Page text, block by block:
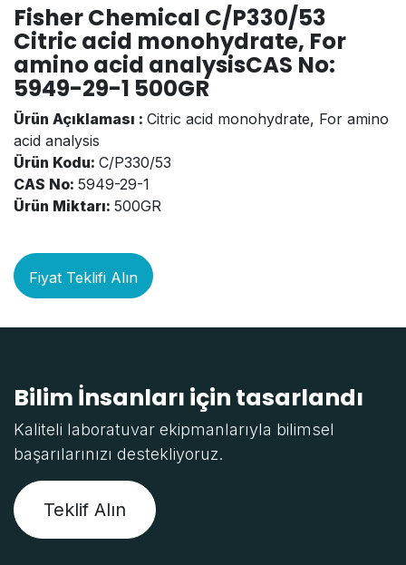
Fisher Chemical C/P330/53
Citric acid monohydrate, For
amino acid analysisCAS No:
5949-29-1 500GR
Ürün Açıklaması : Citric acid monohydrate, For amino
acid analysis
Ürün Kodu: C/P330/53
CAS No: 5949-29-1
Ürün Miktarı: 500GR
Fiyat Teklifi Alın
Bilim İnsanları için tasarlandı
Kaliteli laboratuvar ekipmanlarıyla bilimsel
başarılarınızı destekliyoruz.
Teklif Alın